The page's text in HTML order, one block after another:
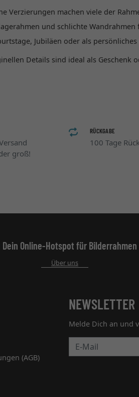
Verzierungen machen viele der
und schlichte Wandrahmen
Jubiläen oder als
Details sind ideal als Geschenk
groß!
RÜCKGABE
100 Tage
Dein Online-Hotspot für
Über uns
(AGB)
NEWSLETTER
Melde Dich an und
Newsletter